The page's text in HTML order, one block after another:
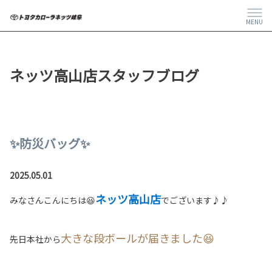
MENU
ネッツ高山店スタッフブログ
✨防災バッグ✨
2025.05.01
みなさんこんにちは😆ネッツ高山店でございます♪♪
先日本社から大きな段ボールが届きました😆